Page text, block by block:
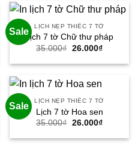
23.000₫.
Sale
LỊCH NẸP THIẾC 7 TỜ
Lịch 7 tờ Chữ thư pháp
35.000₫ Giá
là:
26.000₫Giá
tại
Sale
LỊCH NẸP THIẾC 7 TỜ
Lịch 7 tờ Hoa sen
35.000₫ Giá
là:
26.000₫Giá
tại